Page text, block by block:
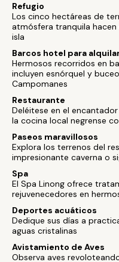
Refugio
Los cinco hectáreas de
atmósfera tranquila
isla
Barcos hotel para
Hermosos recorridos en
incluyen esnórquel y
Campomanes
Restaurante
Deléitese en el
la cocina local negrense
Paseos maravillosos
Explora los terrenos del
impresionante caverna o
Spa
El Spa Linong ofrece
rejuvenecedores en
Deportes acuáticos
Dedique sus días a
aguas cristalinas
Avistamiento de Aves
Observa aves